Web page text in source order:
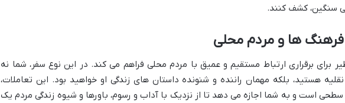
سنگین، کشف کنند.
فرهنگ ها و مردم محلی
برای برقراری ارتباط مستقیم و عمیق با مردم محلی فراهم می کند. در این نوع سفر، شما نه
هستید، بلکه مهمان راننده و شنونده داستان های زندگی او خواهید بود. این تعاملات،
سطحی است و به شما اجازه می دهد تا از نزدیک با آداب و رسوم، باورها و شیوه زندگی مردم یک